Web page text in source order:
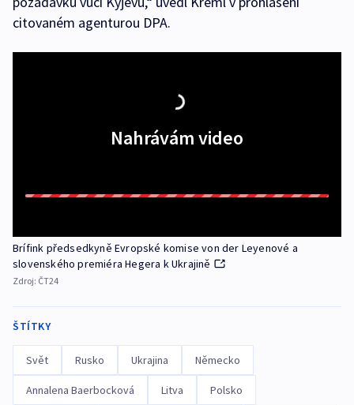
citovaném agenturou DPA.
Nahrávám video
Brífink předsedkyně Evropské komise von der Leyenové a
slovenského premiéra Hegera k Ukrajině
Zdroj: ČT24
ŠTÍTKY
Svět Rusko Ukrajina Německo
Annalena Baerbocková Litva Polsko